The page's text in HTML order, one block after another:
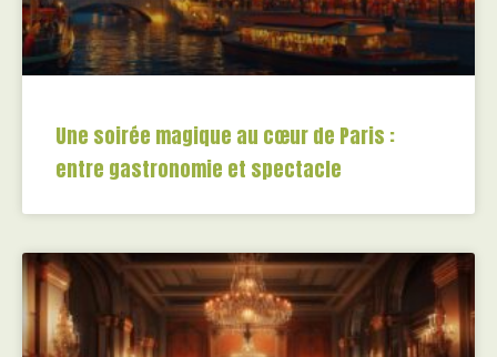
Une soirée magique au cœur de Paris :
entre gastronomie et spectacle